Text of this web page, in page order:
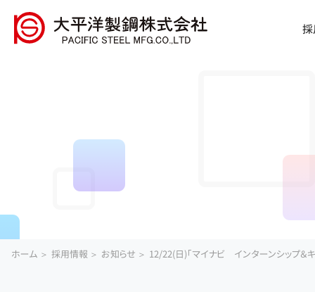
採
ホーム 採用情報 お知らせ 12/22(日)「マイナビ インターンシップ＆キ